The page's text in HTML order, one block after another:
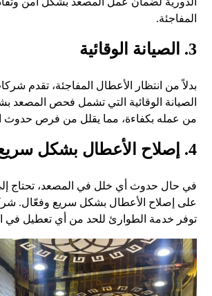
المفاجئة.
3. الصيانة الوقائية
بدلاً من انتظار الأعطال المفاجئة، تقدم
الصيانة الوقائية التي تشمل فحص المصعد
من عمله بكفاءة، مما يقلل من فرص حدوث
4. إصلاح الأعطال بشكل سريع
في حال حدوث أي خلل في المصعد، تحتاج
على إصلاح الأعطال بشكل سريع وفعّال.
توفر خدمة الطوارئ للحد من أي تعطيل في